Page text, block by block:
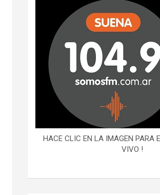
HACE CLIC EN LA IMAGEN PARA
VIVO !